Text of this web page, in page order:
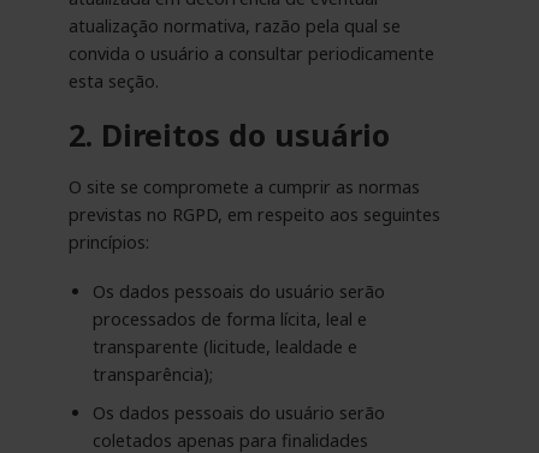
atualização normativa, razão pela qual se
convida o usuário a consultar periodicamente
esta seção.
2. Direitos do usuário
O site se compromete a cumprir as normas
previstas no RGPD, em respeito aos seguintes
princípios:
Os dados pessoais do usuário serão
processados de forma lícita, leal e
transparente (licitude, lealdade e
transparência);
Os dados pessoais do usuário serão
coletados apenas para finalidades